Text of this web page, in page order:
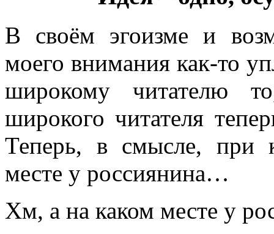
всюду применял как чисто
противопоставляя
подсознательное часто
то обеспечивает любое
одна его часть, которая –
– обеспечивает в
подсознаний автора и
поводу. По
В своём эгоизме и
моего внимания как-то
широкому читателю
широкого читателя
Теперь, в смысле, при
месте у россиянина…
Хм, а на каком месте у